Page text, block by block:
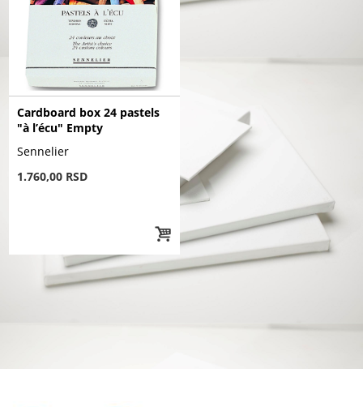
Cardboard box 24 pastels
"à l’écu" Empty
Sennelier
1.760,00 RSD